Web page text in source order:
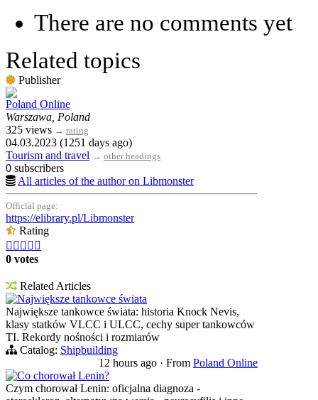
There are no comments yet
Related topics
Publisher
Poland Online
Warszawa, Poland
325 views → rating
04.03.2023 (1251 days ago)
Tourism and travel → other headings
0 subscribers
All articles of the author on Libmonster
Official page:
https://elibrary.pl/Libmonster
Rating
    
0 votes
Related Articles
Największe tankowce świata
Największe tankowce świata: historia Knock Nevis,
klasy statków VLCC i ULCC, cechy super tankowców
TI. Rekordy nośności i rozmiarów
Catalog: Shipbuilding
12 hours ago · From Poland Online
Co chorował Lenin?
Czym chorował Lenin: oficjalna diagnoza -